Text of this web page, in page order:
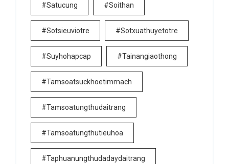
#satucung #soithan
#sotsieuviotre #sotxuathuyetotre
#suyhohapcap #tainangiaothong
#tamsoatsuckhoetimmach
#tamsoatungthudaitrang
#tamsoatungthutieuhoa
#taphuanungthudadaydaitrang